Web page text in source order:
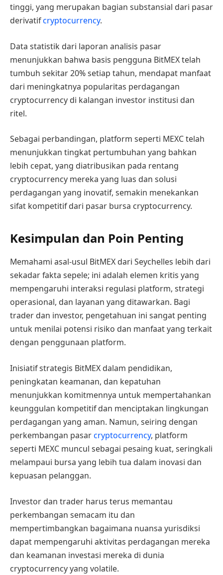
tinggi, yang merupakan bagian substansial dari pasar
derivatifcryptocurrency.
Data statistik dari laporan analisis pasar
menunjukkan bahwa basis pengguna BitMEX telah
tumbuh sekitar 20% setiap tahun, mendapat manfaat
dari meningkatnya popularitas perdagangan
cryptocurrency di kalangan investor institusi dan
ritel.
Sebagai perbandingan, platform seperti MEXC telah
menunjukkan tingkat pertumbuhan yang bahkan
lebih cepat, yang diatribusikan pada rentang
cryptocurrency mereka yang luas dan solusi
perdagangan yang inovatif, semakin menekankan
sifat kompetitif dari pasar bursa cryptocurrency.
Kesimpulan dan Poin Penting
Memahami asal-usul BitMEX dari Seychelles lebih dari
sekadar fakta sepele; ini adalah elemen kritis yang
mempengaruhi interaksi regulasi platform, strategi
operasional, dan layanan yang ditawarkan. Bagi
trader dan investor, pengetahuan ini sangat penting
untuk menilai potensi risiko dan manfaat yang terkait
dengan penggunaan platform.
Inisiatif strategis BitMEX dalam pendidikan,
peningkatan keamanan, dan kepatuhan
menunjukkan komitmennya untuk mempertahankan
keunggulan kompetitif dan menciptakan lingkungan
perdagangan yang aman. Namun, seiring dengan
perkembangan pasarcryptocurrency, platform
seperti MEXC muncul sebagai pesaing kuat, seringkali
melampaui bursa yang lebih tua dalam inovasi dan
kepuasan pelanggan.
Investor dan trader harus terus memantau
perkembangan semacam itu dan
mempertimbangkan bagaimana nuansa yurisdiksi
dapat mempengaruhi aktivitas perdagangan mereka
dan keamanan investasi mereka di dunia
cryptocurrency yang volatile.